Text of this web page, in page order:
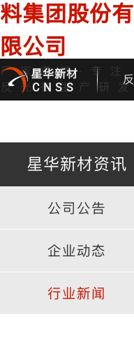
料集团股份有
限公司
厂家直销·专注
反光布生产研
星华新材
CNSS
星华新材资讯
公司公告
企业动态
行业新闻